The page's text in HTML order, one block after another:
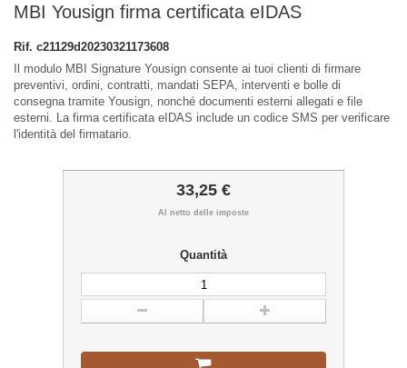
MBI Yousign firma certificata eIDAS
Rif. c21129d20230321173608
Il modulo MBI Signature Yousign consente ai tuoi clienti di firmare
preventivi, ordini, contratti, mandati SEPA, interventi e bolle di
consegna tramite Yousign, nonché documenti esterni allegati e file
esterni. La firma certificata eIDAS include un codice SMS per verificare
l'identità del firmatario.
33,25 €
Al netto delle imposte
Quantità